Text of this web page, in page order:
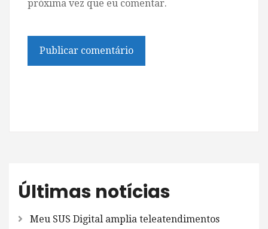
próxima vez que eu comentar.
Últimas notícias
Meu SUS Digital amplia teleatendimentos